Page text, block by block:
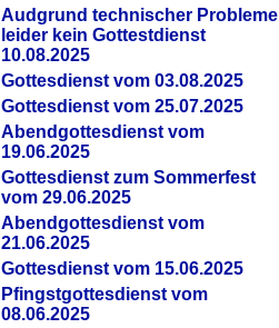
Audgrund technischer Probleme
leider kein Gottestdienst
10.08.2025
Gottesdienst vom 03.08.2025
Gottesdienst vom 25.07.2025
Abendgottesdienst vom
19.06.2025
Gottesdienst zum Sommerfest
vom 29.06.2025
Abendgottesdienst vom
21.06.2025
Gottesdienst vom 15.06.2025
Pfingstgottesdienst vom
08.06.2025